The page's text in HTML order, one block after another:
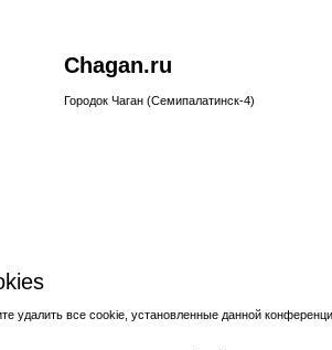
Chagan.ru
Городок Чаган (Семипалатинск-4)
удалить все cookie, установленные данной